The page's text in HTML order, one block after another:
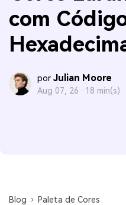
com
por Julian Moore
Aug 07, 26 · 18 min(s)
Blog
Paleta de Cores